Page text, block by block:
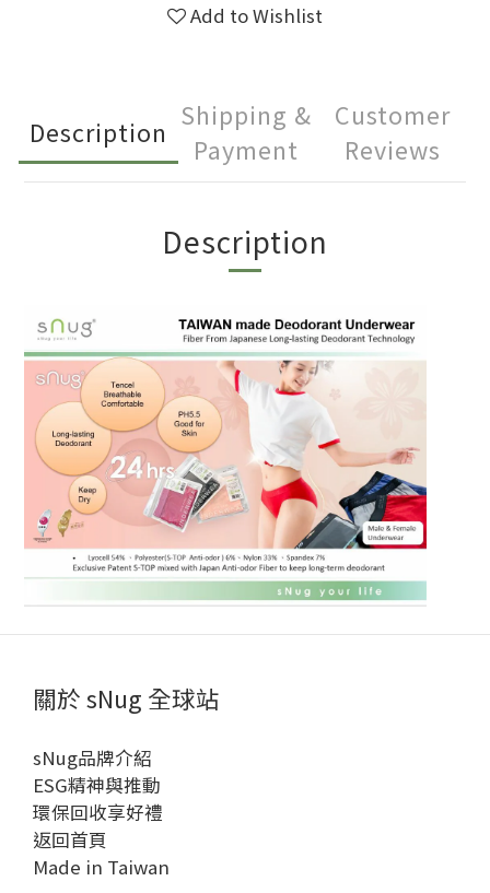
Add to Wishlist
Description
Shipping &
Payment
Customer
Reviews
Description
關於 sNug 全球站
sNug品牌介紹
ESG精神與推動
環保回收享好禮
返回首頁
Made in Taiwan